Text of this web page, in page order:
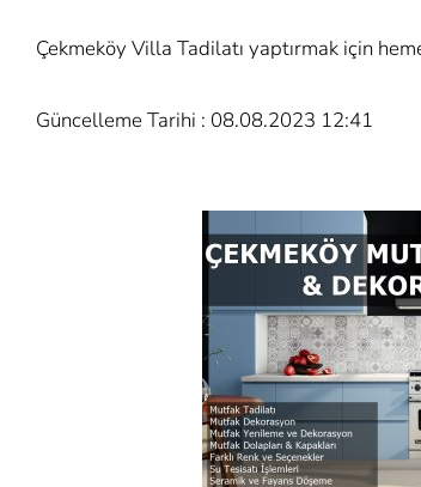
Çekmeköy Villa Tadilatı yaptırmak için
Güncelleme Tarihi : 08.08.2023 12:41